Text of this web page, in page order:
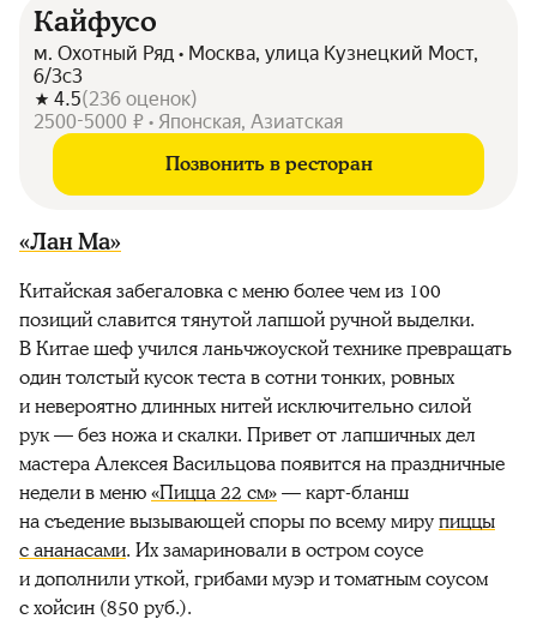
Кайфусо
м. Охотный Ряд • Москва, улица Кузнецкий Мост,
6/3с3
4.5(236 оценок)
2500-5000 ₽ • Японская, Азиатская
Позвонить в ресторан
«Лан Ма»
Китайская забегаловка с меню более чем из 100
позиций славится тянутой лапшой ручной выделки.
В Китае шеф учился ланьчжоуской технике превращать
один толстый кусок теста в сотни тонких, ровных
и невероятно длинных нитей исключительно силой
рук — без ножа и скалки. Привет от лапшичных дел
мастера Алексея Васильцова появится на праздничные
недели в меню«Пицца 22 см»— карт-бланш
на съедение вызывающей споры по всему мирупиццы
с ананасами. Их замариновали в остром соусе
и дополнили уткой, грибами муэр и томатным соусом
с хойсин (850 руб.).